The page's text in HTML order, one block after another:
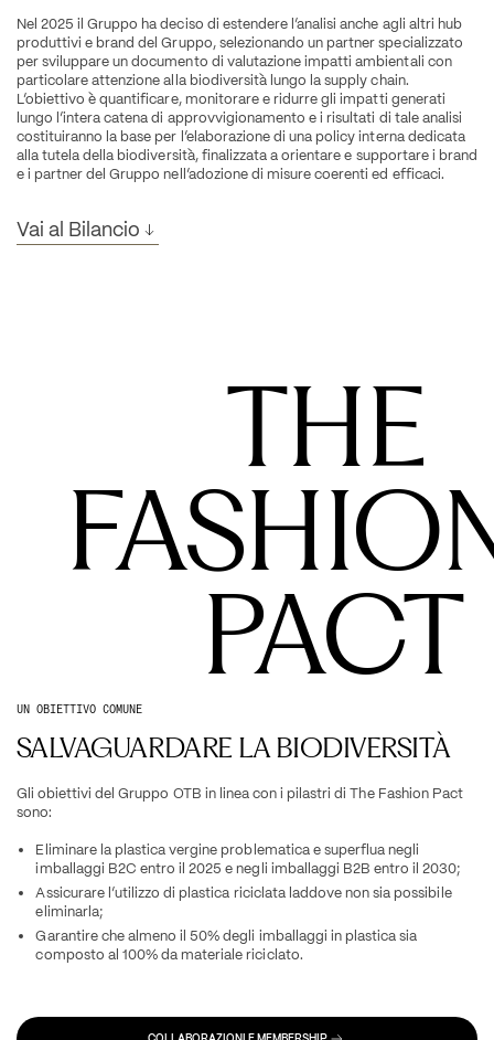
Nel 2025 il Gruppo ha deciso di estendere l’analisi anche agli altri hub
produttivi e brand del Gruppo, selezionando un partner specializzato
per sviluppare un documento di valutazione impatti ambientali con
particolare attenzione alla biodiversità lungo la supply chain.
L’obiettivo è quantificare, monitorare e ridurre gli impatti generati
lungo l’intera catena di approvvigionamento e i risultati di tale analisi
costituiranno la base per l’elaborazione di una policy interna dedicata
alla tutela della biodiversità, finalizzata a orientare e supportare i brand
e i partner del Gruppo nell’adozione di misure coerenti ed efficaci.
Vai al Bilancio
      THE
     PACT
UN OBIETTIVO COMUNE
SALVAGUARDARE LA BIODIVERSITÀ
Gli obiettivi del Gruppo OTB in linea con i pilastri di The Fashion Pact
sono:
Eliminare la plastica vergine problematica e superflua negli
imballaggi B2C entro il 2025 e negli imballaggi B2B entro il 2030;
Assicurare l’utilizzo di plastica riciclata laddove non sia possibile
eliminarla;
Garantire che almeno il 50% degli imballaggi in plastica sia
composto al 100% da materiale riciclato.